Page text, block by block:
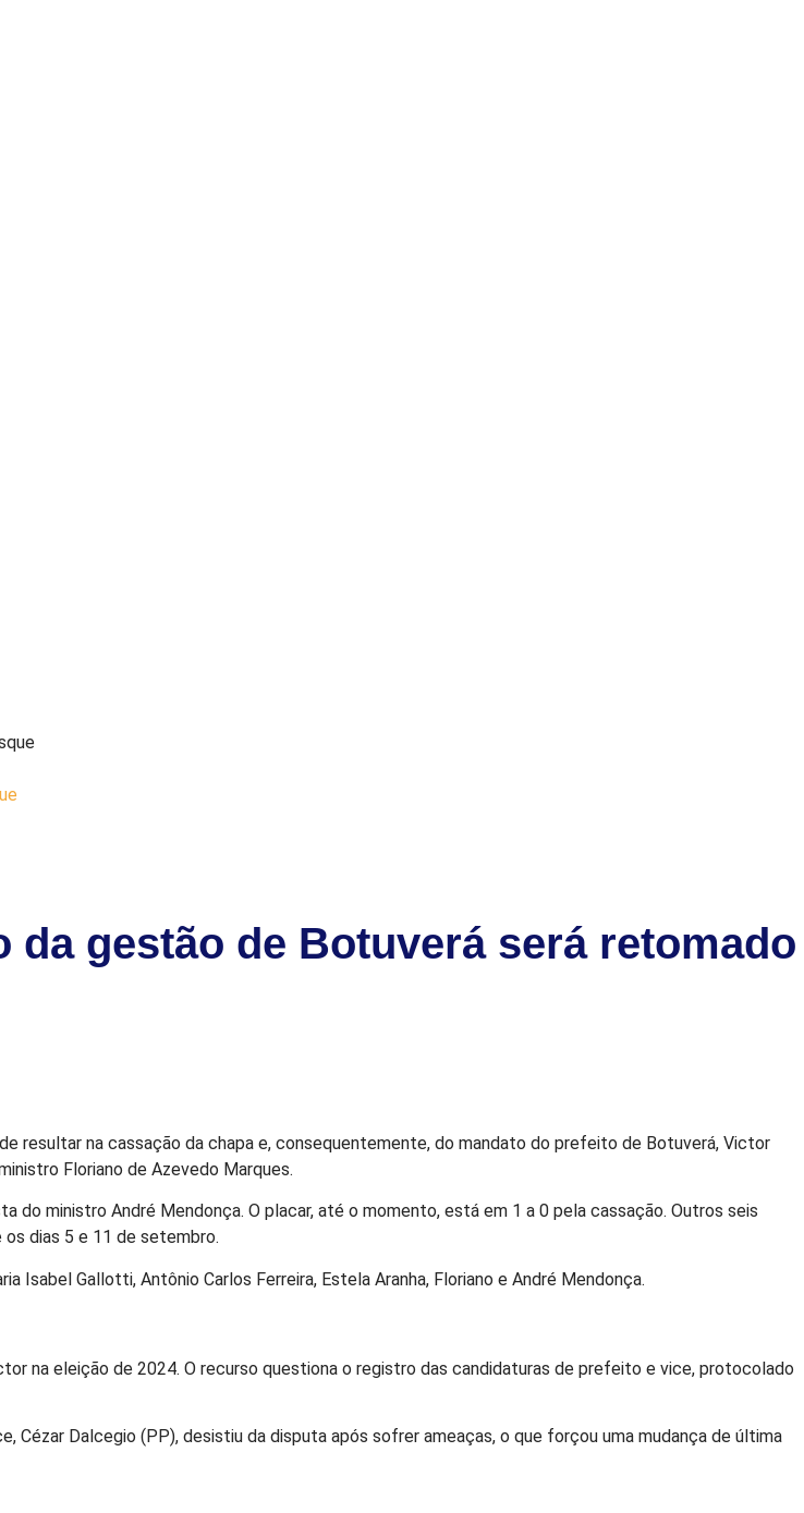
gestão de Botuverá será retomado
resultar na cassação da chapa e, consequentemente, do mandato do prefeito de Botuverá, Victor
Floriano de Azevedo Marques.
ministro André Mendonça. O placar, até o momento, está em 1 a 0 pela cassação. Outros seis
dias 5 e 11 de setembro.
Isabel Gallotti, Antônio Carlos Ferreira, Estela Aranha, Floriano e André Mendonça.
na eleição de 2024. O recurso questiona o registro das candidaturas de prefeito e vice, protocolado
Dalcegio (PP), desistiu da disputa após sofrer ameaças, o que forçou uma mudança de última